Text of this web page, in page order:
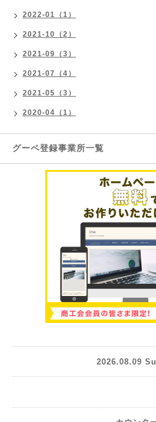
2022-01（1）
2021-10（2）
2021-09（3）
2021-07（4）
2021-05（3）
2020-04（1）
グーペ登録事業所一覧
2026.08.09